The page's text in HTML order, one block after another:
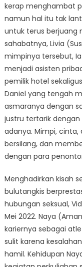
kerap menghambat
namun hal itu tak
untuk terus berjuang
sahabatnya, Livia
mimpinya tersebut,
menjadi asisten
pemilik hotel
Daniel yang tengah
asmaranya dengan
justru tertarik dengan
adanya. Mimpi,
bersilang, dan
dengan para
Menghadirkan kisah
bulutangkis
hubungan seksual,
Mei 2022. Naya
kariernya sebagai
sulit karena
hamil. Kehidupan